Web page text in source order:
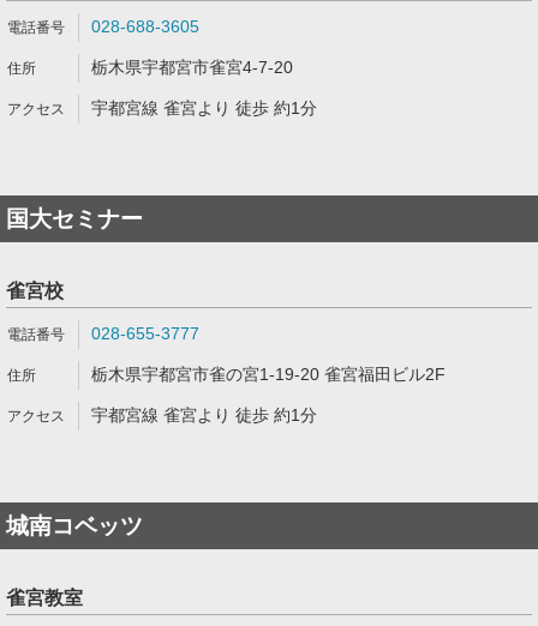
028-688-3605
栃木県宇都宮市雀宮4-7-20
宇都宮線 雀宮より 徒歩 約1分
国大セミナー
雀宮校
028-655-3777
栃木県宇都宮市雀の宮1-19-20 雀宮福田ビル2F
宇都宮線 雀宮より 徒歩 約1分
城南コベッツ
雀宮教室